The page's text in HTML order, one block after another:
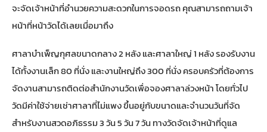
จะจัดเจ้าหน้าที่อำนวยความสะดวกในการจอดรถ คุณสามารถถามเจ้า
หน้าที่หน้าวัดได้เลยเมื่อมาถึง
ศาลาบำเพ็ญกุศลขนาดกลาง 2 หลัง และศาลาใหญ่ 1 หลัง รองรับงาน
ได้ทั้งงานเล็ก 80 ที่นั่ง และงานใหญ่ถึง 300 ที่นั่ง ครอบครัวที่ต้องการ
จัดงานสามารถติดต่อสำนักงานวัดเพื่อจองศาลาล่วงหน้า โดยทั่วไป
วัดมีค่าใช้จ่ายเช่าศาลาที่ไม่แพง ขึ้นอยู่กับขนาดและจำนวนวันที่จัด
สำหรับงานสวดอภิธรรม 3 วัน 5 วัน 7 วัน ทางวัดจัดเจ้าหน้าที่ดูแล